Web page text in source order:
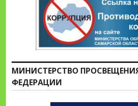
МИНИСТЕРСТВО
ФЕДЕРАЦИИ